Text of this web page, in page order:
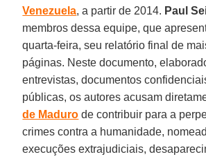
Venezuela, a partir de 2014. Paul
membros dessa equipe, que
quarta-feira, seu relatório final de
páginas. Neste documento,
entrevistas, documentos
públicas, os autores acusam
de Maduro de contribuir para a
crimes contra a humanidade,
execuções extrajudiciais,